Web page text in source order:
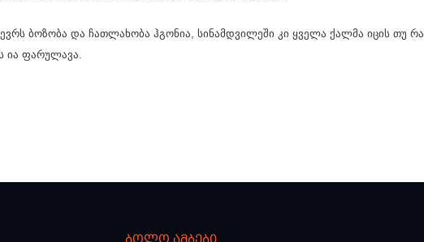
ბოზობა და ჩათლახობა ჰგონია, სინამდვილეში კი ყველა ქალმა იცის თუ რა
ია ფარულავა.
ბოლო ამბები